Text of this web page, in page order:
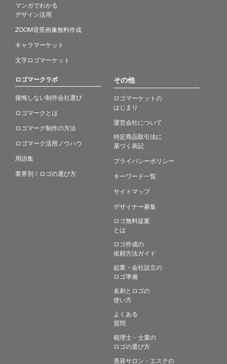
マンガでわかる
デザイン活用
ZOOM背景画像無料作成
キャラマーケット
文字ロゴマーケット
ロゴマークラボ
後悔しない制作会社選び
ロゴマークとは
ロゴマーク制作の方法
ロゴマーク活用ノウハウ
用語集
業界別！ロゴの選び方
その他
ロゴマーケットの
はじまり
運営会社について
特定商品取引法に
基づく表記
プライバシーポリシー
キーワード一覧
サイトマップ
デザイナー募集
ロゴ無料提案
とは
ロゴ作成の
依頼方法ガイド
起業・会社設立の
ロゴ準備
名刺とロゴの
使い方
よくある
質問
税理士・士業の
ロゴの選び方
美容サロン・エステの